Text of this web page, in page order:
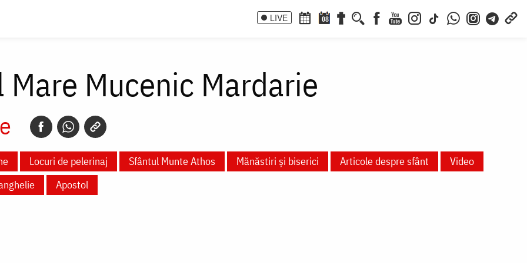
LIVE 08
Mare Mucenic Mardarie
Locuri de pelerinaj Sfântul Munte Athos Mănăstiri și biserici Articole despre sfânt
Video
Apostol